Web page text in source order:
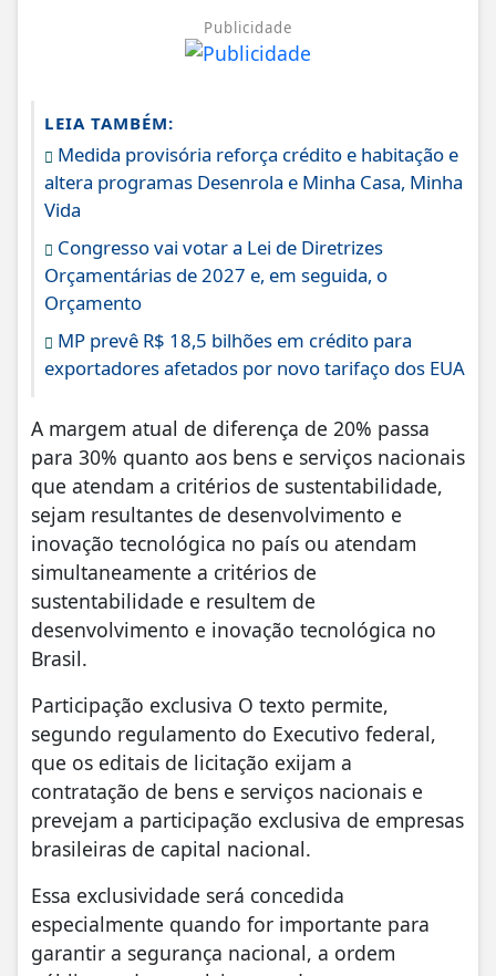
Publicidade
LEIA TAMBÉM:
Medida provisória reforça crédito e habitação e
altera programas Desenrola e Minha Casa, Minha
Vida
Congresso vai votar a Lei de Diretrizes
Orçamentárias de 2027 e, em seguida, o
Orçamento
MP prevê R$ 18,5 bilhões em crédito para
exportadores afetados por novo tarifaço dos EUA
A margem atual de diferença de 20% passa
para 30% quanto aos bens e serviços nacionais
que atendam a critérios de sustentabilidade,
sejam resultantes de desenvolvimento e
inovação tecnológica no país ou atendam
simultaneamente a critérios de
sustentabilidade e resultem de
desenvolvimento e inovação tecnológica no
Brasil.
Participação exclusiva O texto permite,
segundo regulamento do Executivo federal,
que os editais de licitação exijam a
contratação de bens e serviços nacionais e
prevejam a participação exclusiva de empresas
brasileiras de capital nacional.
Essa exclusividade será concedida
especialmente quando for importante para
garantir a segurança nacional, a ordem